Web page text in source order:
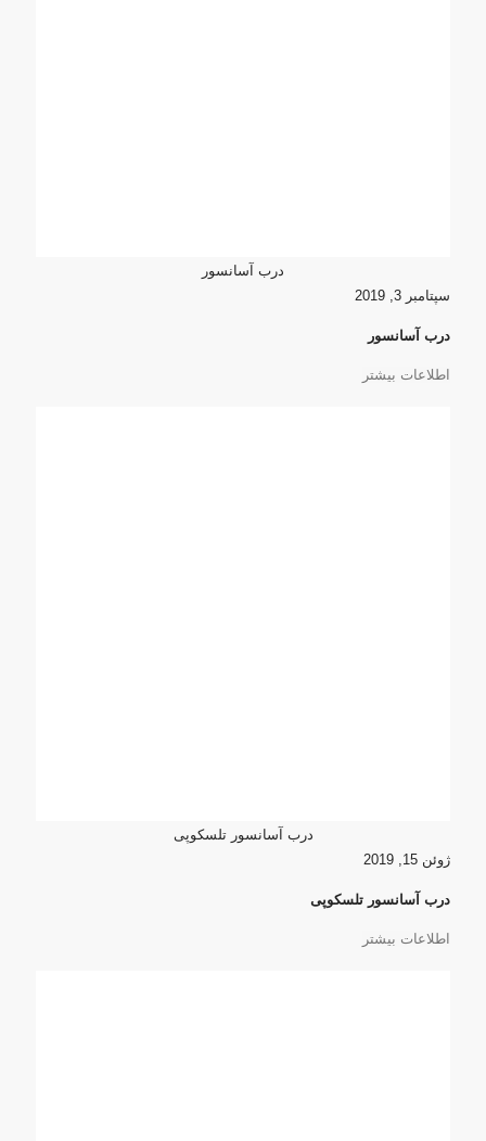
درب آسانسور
سپتامبر 3, 2019
درب آسانسور
اطلاعات بیشتر
درب آسانسور تلسکوپی
ژوئن 15, 2019
درب آسانسور تلسکوپی
اطلاعات بیشتر